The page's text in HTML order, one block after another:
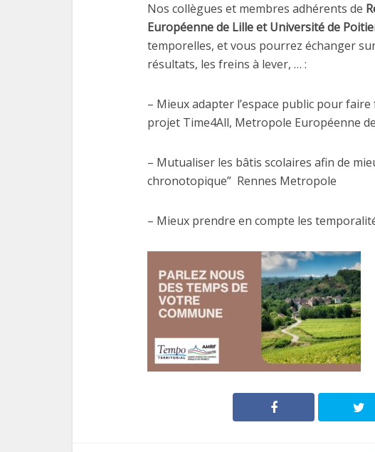
Nos collègues et membres adhérents de
Européenne de Lille et Université de
temporelles, et vous pourrez échanger
résultats, les freins à lever, … :
– Mieux adapter l’espace public pour
projet Time4All, Metropole Européenne
– Mutualiser les bâtis scolaires afin de
chronotopique” Rennes Metropole
– Mieux prendre en compte les